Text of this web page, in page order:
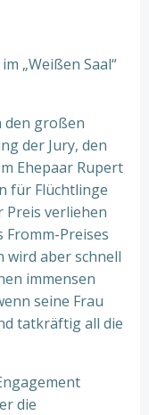
„Weißen Saal“
den großen
der Jury, den
Ehepaar Rupert
für Flüchtlinge
Preis verliehen
Fromm-Preises
wird aber schnell
immensen
seine Frau
tatkräftig all die
die